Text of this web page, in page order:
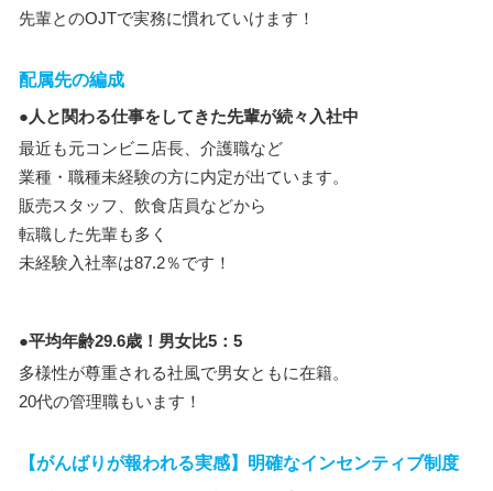
先輩とのOJTで実務に慣れていけます！
配属先の編成
●人と関わる仕事をしてきた先輩が続々入社中
最近も元コンビニ店長、介護職など
業種・職種未経験の方に内定が出ています。
販売スタッフ、飲食店員などから
転職した先輩も多く
未経験入社率は87.2％です！
●平均年齢29.6歳！男女比5：5
多様性が尊重される社風で男女ともに在籍。
20代の管理職もいます！
【がんばりが報われる実感】明確なインセンティブ制度